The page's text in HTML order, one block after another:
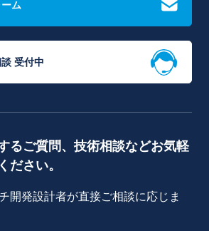
ム
受付中
るご質問、技術相談などお気軽
ださい。
開発設計者が直接ご相談に応じま